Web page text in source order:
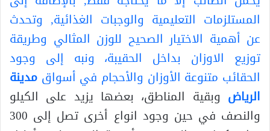
المستلزمات التعليمية والوجبات الغذائية, وتحدث
عن أهمية الاختيار الصحيح للوزن المثالي وطريقة
توزيع الاوزان بداخل الحقيبة، ونبه إلى وجود
الحقائب متنوعة الأوزان والأحجام في أسواق مدينة
الرياض وبقية المناطق، بعضها يزيد على الكيلو
والنصف في حين وجود انواع أخرى تصل إلى 300